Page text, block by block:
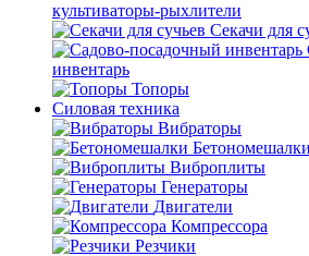
культиваторы-рыхлители
Секачи для
инвентарь
Топоры
Силовая техника
Вибраторы
Бетономешалки
Виброплиты
Генераторы
Двигатели
Компрессора
Резчики